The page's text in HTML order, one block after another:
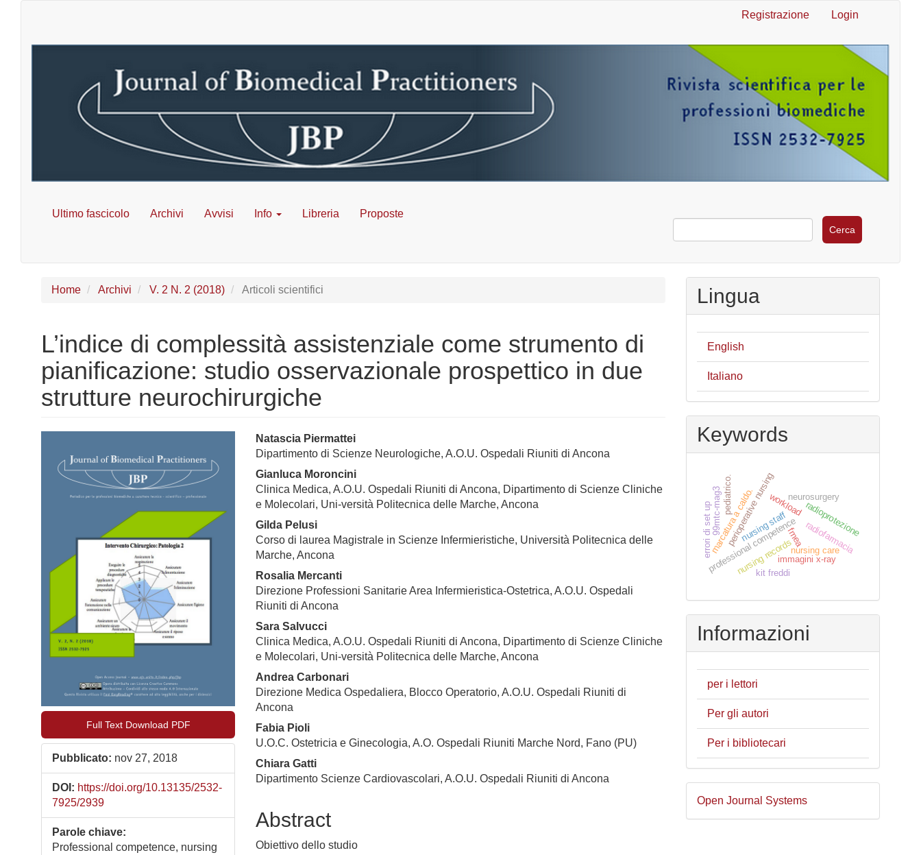
Registrazione Login
Ultimo fascicolo Archivi Avvisi Info Libreria Proposte
Cerca
Home Archivi V. 2 N. 2 (2018) Articoli scientifici
L’indice di complessità assistenziale come strumento di
pianificazione: studio osservazionale prospettico in due
strutture neurochirurgiche
laterale
dell'articolo
Full Text Download PDF
Pubblicato: nov 27, 2018
DOI: https://doi.org/10.13135/2532-
7925/2939
Parole chiave:
Professional competence, nursing
Contenuto
principale
dell'articolo
Natascia Piermattei
Dipartimento di Scienze Neurologiche, A.O.U. Ospedali Riuniti di Ancona
Gianluca Moroncini
Clinica Medica, A.O.U. Ospedali Riuniti di Ancona, Dipartimento di Scienze Cliniche
e Molecolari, Uni-versità Politecnica delle Marche, Ancona
Gilda Pelusi
Corso di laurea Magistrale in Scienze Infermieristiche, Università Politecnica delle
Marche, Ancona
Rosalia Mercanti
Direzione Professioni Sanitarie Area Infermieristica-Ostetrica, A.O.U. Ospedali
Riuniti di Ancona
Sara Salvucci
Clinica Medica, A.O.U. Ospedali Riuniti di Ancona, Dipartimento di Scienze Cliniche
e Molecolari, Uni-versità Politecnica delle Marche, Ancona
Andrea Carbonari
Direzione Medica Ospedaliera, Blocco Operatorio, A.O.U. Ospedali Riuniti di
Ancona
Fabia Pioli
U.O.C. Ostetricia e Ginecologia, A.O. Ospedali Riuniti Marche Nord, Fano (PU)
Chiara Gatti
Dipartimento Scienze Cardiovascolari, A.O.U. Ospedali Riuniti di Ancona
Abstract
Obiettivo dello studio
Lingua
English
Italiano
Keywords
fmea
professional competencenursing care
perioperative nursing
nursing records
neurosurgery
workload
nursing staff
marcatura a caldo. radioprotezione
pediatrico.
errori di set up
kit freddi
immagini x-ray
99mtc-mag3
radiofarmacia
Informazioni
per i lettori
Per gli autori
Per i bibliotecari
Sviluppato
a
Open Journal Systems